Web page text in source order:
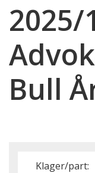
2025/
Bull
Klager/part: